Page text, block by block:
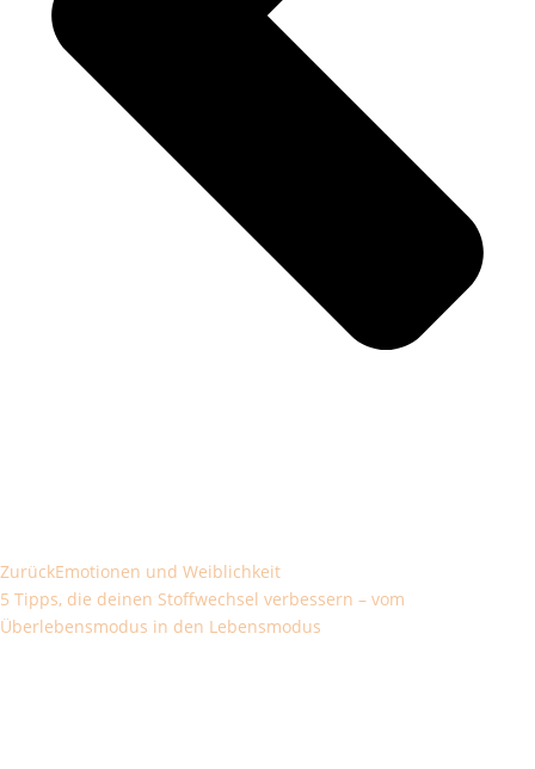
ZurückEmotionen und Weiblichkeit
5 Tipps, die deinen Stoffwechsel verbessern – vom
Überlebensmodus in den Lebensmodus